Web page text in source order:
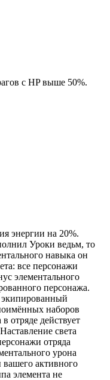
с HP выше 50%.
энергии на 20%.
Уроки ведьм, то
навыка он
все персонажи
элементального
персонажа.
экипированный
наборов
отряде действует
света
отряда
урона
вашего активного
элемента не